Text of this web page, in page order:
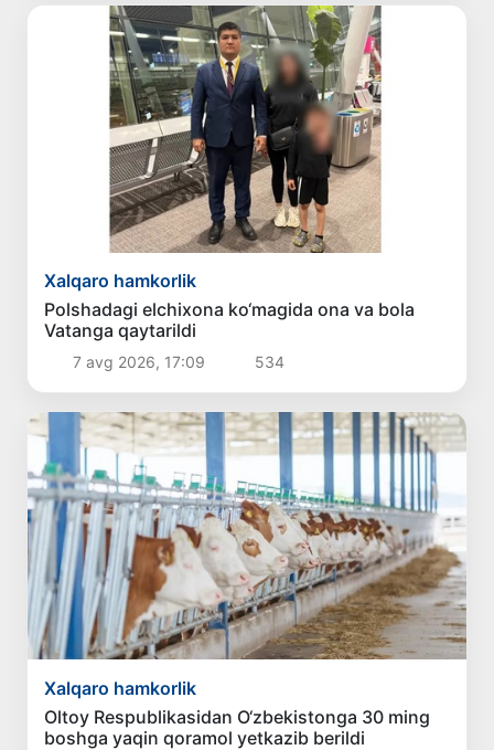
Xalqaro hamkorlik
Polshadagi elchixona ko‘magida ona va bola
Vatanga qaytarildi
7 avg 2026, 17:09 534
Xalqaro hamkorlik
Oltoy Respublikasidan O‘zbekistonga 30 ming
boshga yaqin qoramol yetkazib berildi